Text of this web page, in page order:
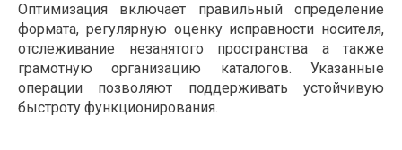
Оптимизация включает правильный определение
формата, регулярную оценку исправности носителя,
отслеживание незанятого пространства а также
грамотную организацию каталогов. Указанные
операции позволяют поддерживать устойчивую
быстроту функционирования.